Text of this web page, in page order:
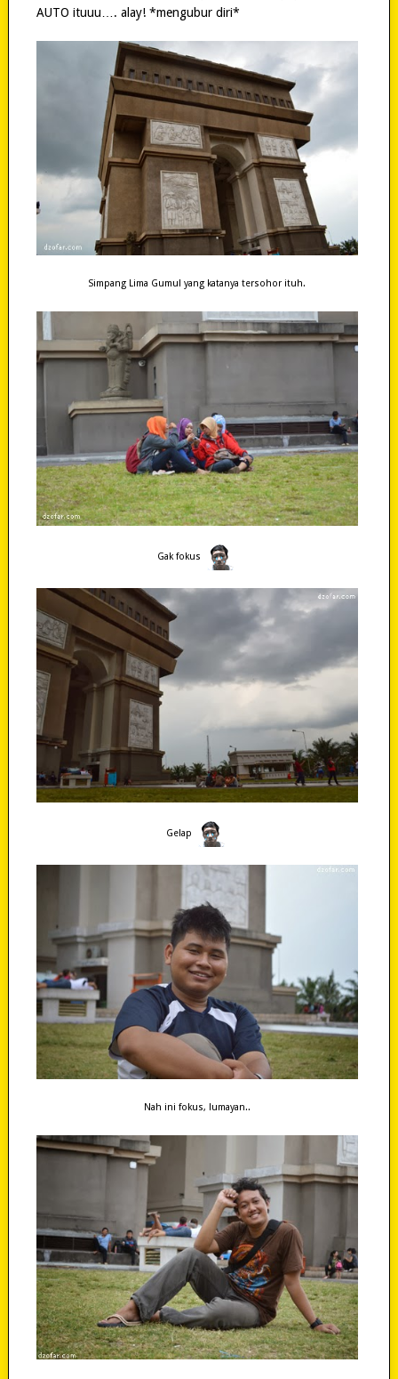
AUTO ituuu…. alay! *mengubur diri*
Simpang Lima Gumul yang katanya tersohor ituh.
Gak fokus
Gelap
Nah ini fokus, lumayan..